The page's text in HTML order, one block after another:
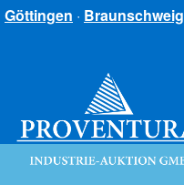
Göttingen · Braunschweig